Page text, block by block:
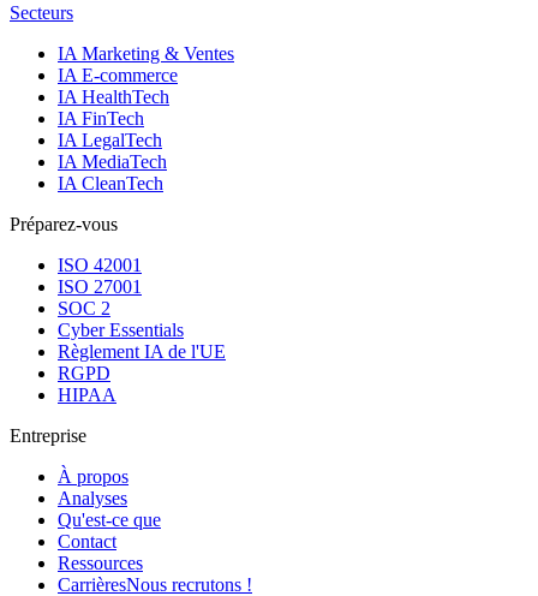
Secteurs
IA Marketing & Ventes
IA E-commerce
IA HealthTech
IA FinTech
IA LegalTech
IA MediaTech
IA CleanTech
Préparez-vous
ISO 42001
ISO 27001
SOC 2
Cyber Essentials
Règlement IA de l'UE
RGPD
HIPAA
Entreprise
À propos
Analyses
Qu'est-ce que
Contact
Ressources
CarrièresNous recrutons !